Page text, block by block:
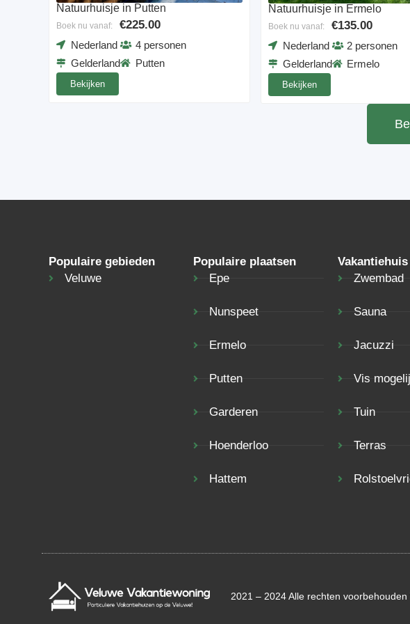
Natuurhuisje in Putten
Boek nu vanaf: €225.00
Nederland
Gelderland
4 personen
Putten
Bekijken
Natuurhuisje in Ermelo
Boek nu vanaf: €135.00
Nederland
Gelderland
2 personen
Ermelo
Bekijken
Populaire gebieden
Veluwe
Populaire plaatsen
Epe
Nunspeet
Ermelo
Putten
Garderen
Hoenderloo
Hattem
Zwembad
Sauna
Jacuzzi
Vis
Tuin
Terras
2021 – 2024 Alle rechten